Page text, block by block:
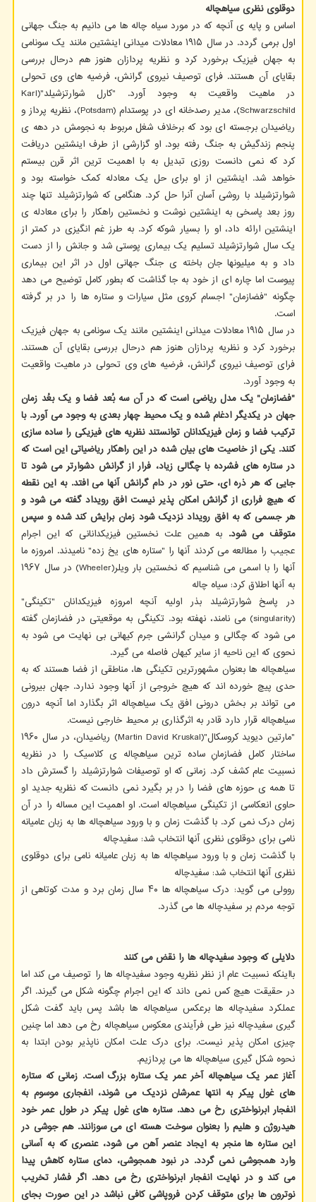
دوقلوی نظری سیاهچاله
اساس و پایه ی آنچه که در مورد سیاه چاله ها می دانیم به جنگ جهانی
اول برمی گردد. در سال ۱۹۱۵ معادلات میدانی اینشتین مانند یک سونامی
به جهان فیزیک برخورد کرد و نظریه پردازان هنوز هم درحال بررسی
بقایای آن هستند. فرای توصیف نیروی گرانش، فرضیه های وی تحولی
در ماهیت واقعیت به وجود آورد. "کارل شوارتزشیلد"(Karl
Schwarzschild)، مدیر رصدخانه ای در پوستدام (Potsdam)، نظریه پرداز و
ریاضیدان برجسته ای بود که برخلاف شغل مربوط به نجومش در دهه ی
پنجم زندگیش به جنگ رفته بود. او گزارشی از طرف اینشتین دریافت
کرد که نمی دانست روزی تبدیل به با اهمیت ترین اثر قرن بیستم
خواهد شد. اینشتین از او برای حل یک معادله کمک خواسته بود و
شوارتزشیلد با روشی آسان آنرا حل کرد. هنگامی که شوارتزشیلد تنها چند
روز بعد پاسخی به اینشتین نوشت و نخستین راهکار را برای معادله ی
اینشتین ارائه داد، او را بسیار شوکه کرد. به طرز غم انگیزی در کمتر از
یک سال شوارتزشیلد تسلیم یک بیماری پوستی شد و جانش را از دست
داد و به میلیونها جان باخته ی جنگ جهانی اول در اثر این بیماری
پیوست اما چاره ای از خود به جا گذاشت که بطور کامل توضیح می دهد
چگونه "فضازمان" اجسام کروی مثل سیارات و ستاره ها را در بر گرفته
است.
در سال ۱۹۱۵ معادلات میدانی اینشتین مانند یک سونامی به جهان فیزیک
برخورد کرد و نظریه پردازان هنوز هم درحال بررسی بقایای آن هستند.
فرای توصیف نیروی گرانش، فرضیه های وی تحولی در ماهیت واقعیت
به وجود آورد.
"فضازمان" یک مدل ریاضی است که در آن سه بُعد فضا و یک بعُد زمان
جهان در یکدیگر ادغام شده و یک محیط چهار بعدی به وجود می آورد. با
ترکیب فضا و زمان فیزیکدانان توانستند نظریه های فیزیکی را ساده سازی
کنند. یکی از خاصیت های بیان شده در این راهکار ریاضیاتی این است که
در ستاره های فشرده با چگالی زیاد، فرار از گرانش دشوارتر می شود تا
جایی که هر ذره ای، حتی نور در دام گرانش آنها می افتد. به این نقطه
که هیچ فراری از گرانش امکان پذیر نیست افق رویداد گفته می شود و
هر جسمی که به افق رویداد نزدیک شود زمان برایش کند شده و سپس
متوقف می شود. به همین علت نخستین فیزیکدانانی که این اجرام
عجیب را مطالعه می کردند آنها را "ستاره های یخ زده" نامیدند. امروزه ما
آنها را با اسمی می شناسیم که نخستین بار ویلر(Wheeler) در سال ۱۹۶۷
به آنها اطلاق کرد: سیاه چاله
در پاسخ شوارتزشیلد بذر اولیه آنچه امروزه فیزیکدانان "تکینگی"
(singularity) می نامند، نهفته بود. تکینگی به موقعیتی در فضازمان گفته
می شود که چگالی و میدان گرانشی جرم کیهانی بی نهایت می شود به
نحوی که این ناحیه از سایر کیهان فاصله می گیرد.
سیاهچاله ها بعنوان مشهورترین تکینگی ها، مناطقی از فضا هستند که به
حدی پیچ خورده اند که هیچ خروجی از آنها وجود ندارد. جهان بیرونی
می تواند بر بخش درونی افق یک سیاهچاله اثر بگذارد اما آنچه درون
سیاهچاله قرار دارد قادر به اثرگذاری بر محیط خارجی نیست.
"مارتین دیوید کروسکال"(Martin David Kruskal) ریاضیدان، در سال ۱۹۶۰
ساختار کامل فضازمانِ ساده ترین سیاهچاله ی کلاسیک را در نظریه
نسبیت عام کشف کرد. زمانی که او توصیفات شوارتزشیلد را گسترش داد
تا همه ی حوزه های فضا را در بر بگیرد نمی دانست که نظریه جدید او
حاوی انعکاسی از تکینگی سیاهچاله است. او اهمیت این مساله را در آن
زمان درک نمی کرد. با گذشت زمان و با ورود سیاهچاله ها به زبان عامیانه
نامی برای دوقلوی نظری آنها انتخاب شد: سفیدچاله
با گذشت زمان و با ورود سیاهچاله ها به زبان عامیانه نامی برای دوقلوی
نظری آنها انتخاب شد: سفیدچاله
روولی می گوید: درک سیاهچاله ها ۴۰ سال زمان برد و مدت کوتاهی از
توجه مردم بر سفیدچاله ها می گذرد.
دلایلی که وجود سفیدچاله ها را نقض می کنند
بااینکه نسبیت عام از نظر نظریه وجود سفیدچاله ها را توصیف می کند اما
در حقیقت هیچ کس نمی داند که این اجرام چگونه شکل می گیرند. اگر
عملکرد سفیدچاله ها برعکس سیاهچاله ها باشد پس باید گفت شکل
گیری سفیدچاله نیز طی فرآیندی معکوس سیاهچاله رخ می دهد اما چنین
چیزی امکان پذیر نیست. برای درک علت امکان ناپذیر بودن ابتدا به
نحوه شکل گیری سیاهچاله ها می پردازیم.
آغاز عمر یک سیاهچاله آخر عمر یک ستاره بزرگ است. زمانی که ستاره
های غول پیکر به انتها عمرشان نزدیک می شوند، انفجاری موسوم به
انفجار ابرنواختری رخ می دهد. ستاره های غول پیکر در طول عمر خود
هیدروژن و هلیم را بعنوان سوخت هسته ای می سوزانند. هم جوشی در
این ستاره ها منجر به ایجاد عنصر آهن می شود، عنصری که به آسانی
وارد همجوشی نمی گردد. در نبود همجوشی، دمای ستاره کاهش پیدا
می کند و در نهایت انفجار ابرنواختری رخ می دهد. اگر فشار تخریب
نوترون ها برای متوقف کردن فروپاشی کافی نباشد در این صورت بجای